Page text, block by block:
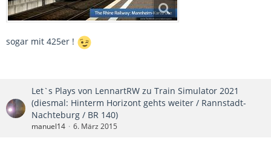
sogar mit 425er !
Let`s Plays von LennartRW zu Train Simulator 2021
(diesmal: Hinterm Horizont gehts weiter / Rannstadt-
Nachteburg / BR 140)
manuel14 6. März 2015